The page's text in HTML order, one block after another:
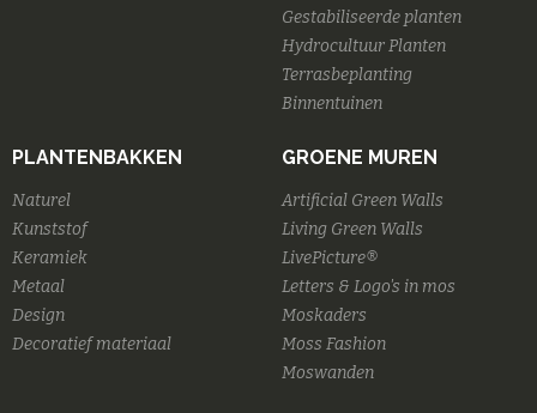
Gestabiliseerde planten
Hydrocultuur Planten
Terrasbeplanting
Binnentuinen
PLANTENBAKKEN
Naturel
Kunststof
Keramiek
Metaal
Design
Decoratief materiaal
GROENE MUREN
Artificial Green Walls
Living Green Walls
LivePicture®
Letters & Logo's in mos
Moskaders
Moss Fashion
Moswanden